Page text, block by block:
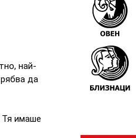
най-
да
имаше